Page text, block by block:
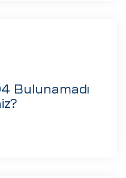
Bulunamadı